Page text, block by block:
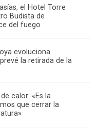
el Hotel Torre
Budista de
del fuego
evoluciona
la retirada de la
calor: «Es la
que cerrar la